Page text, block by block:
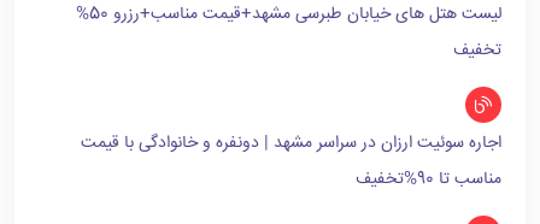
لیست هتل های خیابان طبرسی مشهد+قیمت مناسب+رزرو 50%
تخفیف
اجاره سوئیت ارزان در سراسر مشهد | دونفره و خانوادگی با قیمت
مناسب تا 90%تخفیف